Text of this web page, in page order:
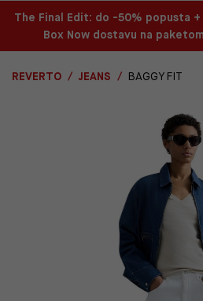
The Final Edit: do -50% popusta
Box Now dostavu na
REVERTO JEANS BAGGY FIT